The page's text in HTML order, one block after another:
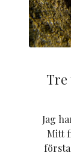
Jag
Mitt